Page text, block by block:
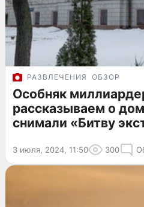
РАЗВЛЕЧЕНИЯ ОБЗОР
Особняк
рассказываем о
снимали «Битву
3 июля, 2024, 11:50 300